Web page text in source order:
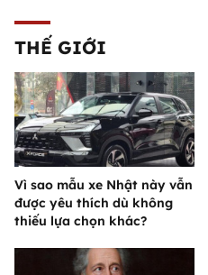
THẾ GIỚI
Vì sao mẫu xe Nhật này vẫn
được yêu thích dù không
thiếu lựa chọn khác?